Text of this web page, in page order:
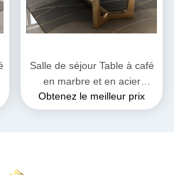
Salle de séjour Table à café
en marbre et en acier
inoxydable Hauteur 0,45m
Obtenez le meilleur prix